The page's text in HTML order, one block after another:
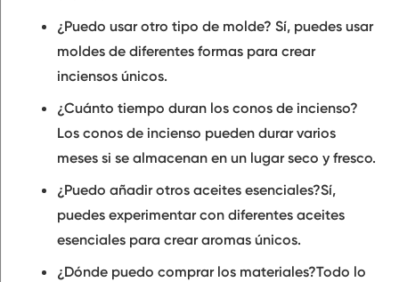
¿Puedo usar otro tipo de molde? Sí, puedes usar
moldes de diferentes formas para crear
inciensos únicos.
¿Cuánto tiempo duran los conos de incienso?
Los conos de incienso pueden durar varios
meses si se almacenan en un lugar seco y fresco.
¿Puedo añadir otros aceites esenciales?Sí,
puedes experimentar con diferentes aceites
esenciales para crear aromas únicos.
¿Dónde puedo comprar los materiales?Todo lo